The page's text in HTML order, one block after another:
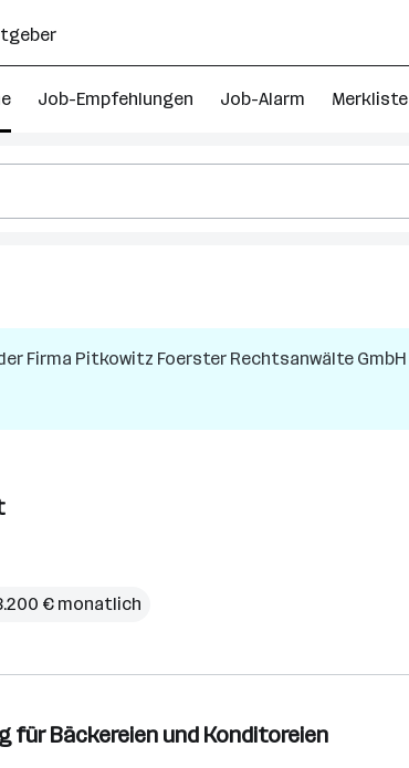
Job-Empfehlungen Job-Alarm Merkliste
Firma Pitkowitz Foerster Rechtsanwälte GmbH
€ monatlich
für Bäckereien und Konditoreien